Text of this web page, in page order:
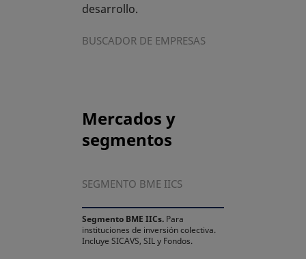
desarrollo.
BUSCADOR DE EMPRESAS
Mercados y
segmentos
SEGMENTO BME IICS
Segmento BME IICs. Para
instituciones de inversión colectiva.
Incluye SICAVS, SIL y Fondos.